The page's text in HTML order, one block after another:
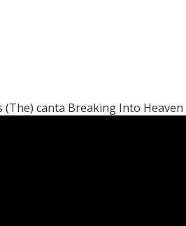
(The) canta Breaking Into Heaven